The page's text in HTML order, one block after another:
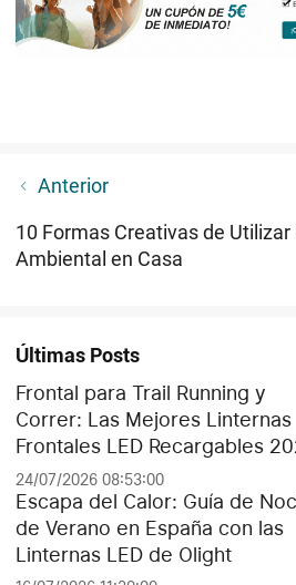
Anterior
🎉 ¡El Black Friday 2024 está a
10 Formas Creativas de
Ambiental en Casa
Últimas Posts
Frontal para Trail Running y
Correr: Las Mejores Linternas
Frontales LED Recargables
24/07/2026 08:53:00
Escapa del Calor: Guía de
de Verano en España con las
Linternas LED de Olight